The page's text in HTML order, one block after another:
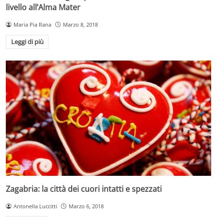
livello all’Alma Mater
Maria Pia Rana Marzo 8, 2018
Leggi di più
Zagabria: la città dei cuori intatti e spezzati
Antonella Luccitti Marzo 6, 2018